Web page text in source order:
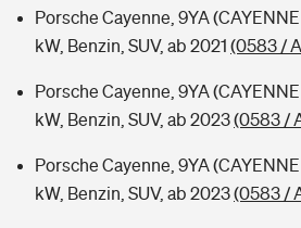
Porsche Cayenne, 9YA
kW, Benzin, SUV, ab 2021 (0583 /
Porsche Cayenne, 9YA
kW, Benzin, SUV, ab 2023(0583 /
Porsche Cayenne, 9YA
kW, Benzin, SUV, ab 2023(0583 /